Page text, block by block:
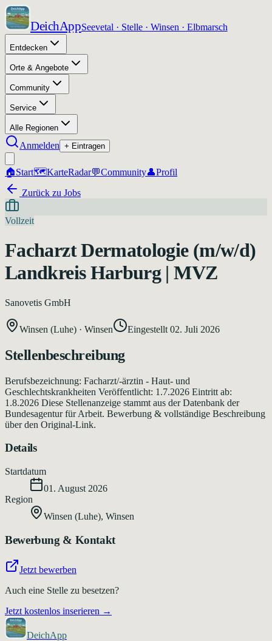
DeichAppSeevetal · Stelle · Winsen · Elbmarsch
Entdecken
Orte & Angebote
Community
Service
Alle Regionen
Anmelden + Eintragen
🏠Start🗺️KarteRadar💬Community👤Profil
Zurück zu Jobs
Vollzeit
Facharzt Dermatologie (m/w/d)
Landkreis Harburg | MVZ
Sanovetis GmbH
Winsen (Luhe) · Winsen Eingestellt 02. Juli 2026
Stellenbeschreibung
Berufsbezeichnung: Facharzt/-ärztin - Haut- und
Geschlechtskrankheiten Veröffentlicht: 1.7.2026 Eintritt ab:
1.8.2026 Diese Stellenanzeige stammt aus der Datenbank der
Bundesagentur für Arbeit. Bewerbung & vollständige Beschreibung
über den Original-Link.
Details
Startdatum
01. August 2026
Region
Winsen (Luhe), Winsen
Bewerbung & Kontakt
Jetzt bewerben
Auch eine Stelle zu besetzen?
Jetzt kostenlos inserieren →
DeichApp